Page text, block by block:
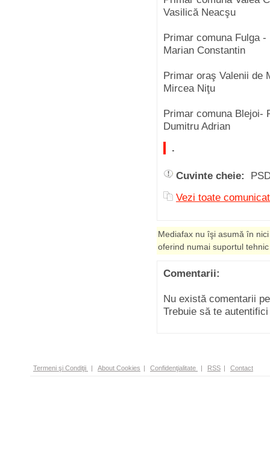
Vasilică Neacşu
Primar comuna Fulga -
Marian Constantin
Primar oraş Valenii de
Mircea Niţu
Primar comuna Blejoi-
Dumitru Adrian
.
Cuvinte cheie:
Vezi toate
Mediafax nu îşi asumă în
oferind numai suportul
Comentarii:
Nu există comentarii
Trebuie să te
Termeni şi Condiţii | About Cookies | Confidenţialitate | RSS | Contact